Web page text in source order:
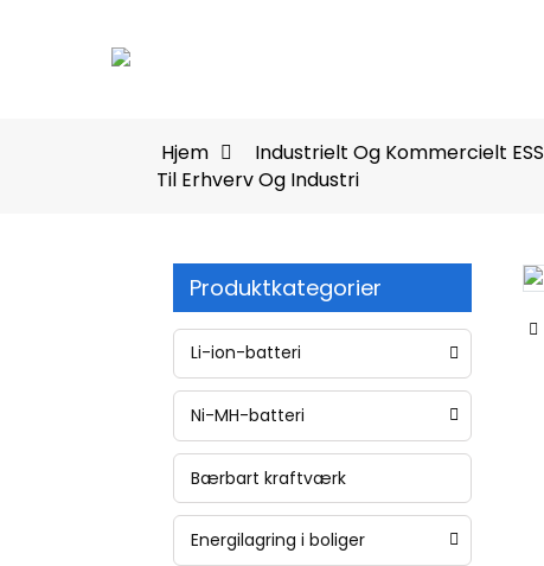
Hjem Industrielt Og Kommercielt ESS
Til Erhverv Og Industri
Produktkategorier
Li-ion-batteri
Ni-MH-batteri
Bærbart kraftværk
Energilagring i boliger
Loading...
Loading...